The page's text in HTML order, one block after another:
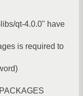
qt-4.0.0" have
is required to